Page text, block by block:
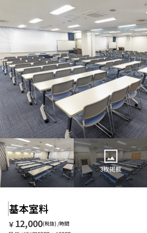
3枚掲載
基本室料
￥ 12,000(税抜) /時間